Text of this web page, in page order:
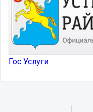
Гос Услуги